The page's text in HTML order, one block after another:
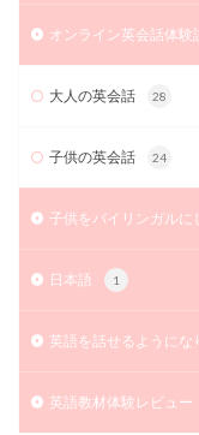
オンライン英会話体験
大人の英会話 28
子供の英会話 24
子供をバイリンガルに
日本語 1
英語を話せるようにな
英語教材体験レビュー